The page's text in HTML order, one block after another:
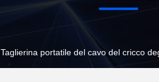
Taglierina portatile del cavo del cricco